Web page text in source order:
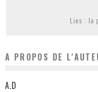
Lies : la
A PROPOS DE
A.D